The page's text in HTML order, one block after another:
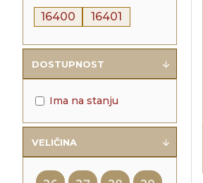
VELIČINA
DOSTUPNOST
Ima na stanju